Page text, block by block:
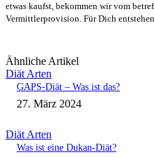
etwas kaufst, bekommen wir vom
Vermittlerprovision. Für Dich
Ähnliche Artikel
Diät Arten
GAPS-Diät – Was ist das?
27. März 2024
Diät Arten
Was ist eine Dukan-Diät?